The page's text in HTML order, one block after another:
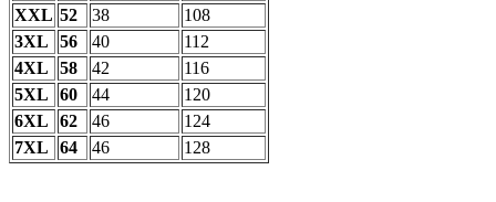
XXL 52 38
108
3XL
56 40
112
4XL
58 42
116
5XL
60 44
120
6XL
62 46
124
7XL
64 46 128